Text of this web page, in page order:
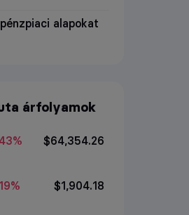
alapokat
árfolyamok
$64,354.26
$1,904.18